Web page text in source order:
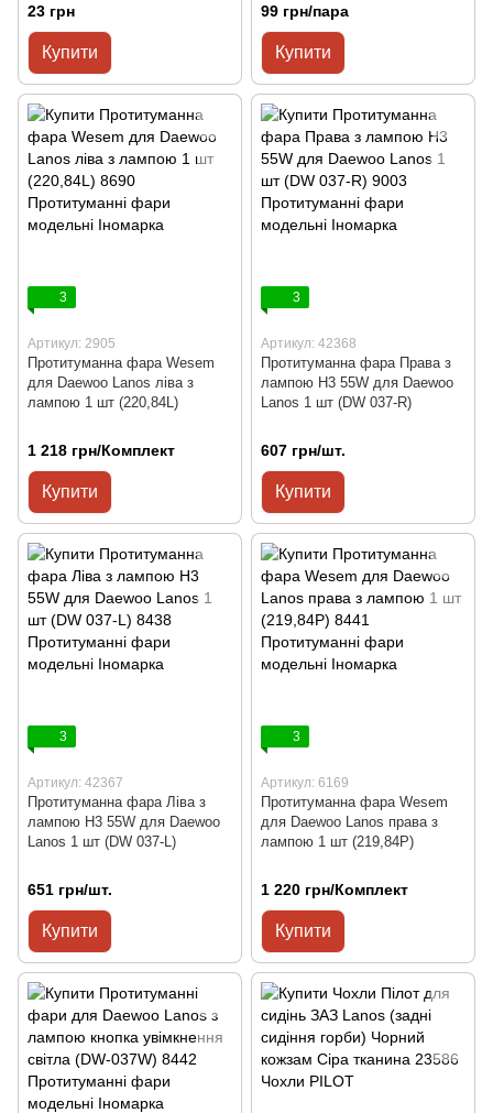
23 грн
Купити
99 грн/пара
Купити
3
Артикул: 2905
Протитуманна фара Wesem
для Daewoo Lanos ліва з
лампою 1 шт (220,84L)
1 218 грн/Комплект
Купити
3
Артикул: 42368
Протитуманна фара Права з
лампою H3 55W для Daewoo
Lanos 1 шт (DW 037-R)
607 грн/шт.
Купити
3
Артикул: 42367
Протитуманна фара Ліва з
лампою H3 55W для Daewoo
Lanos 1 шт (DW 037-L)
651 грн/шт.
Купити
3
Артикул: 6169
Протитуманна фара Wesem
для Daewoo Lanos права з
лампою 1 шт (219,84P)
1 220 грн/Комплект
Купити